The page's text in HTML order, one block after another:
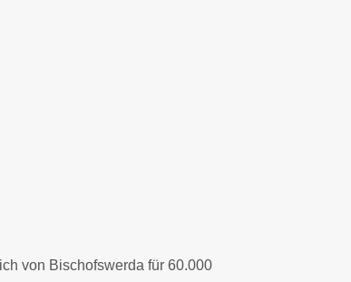
von Bischofswerda für 60.000